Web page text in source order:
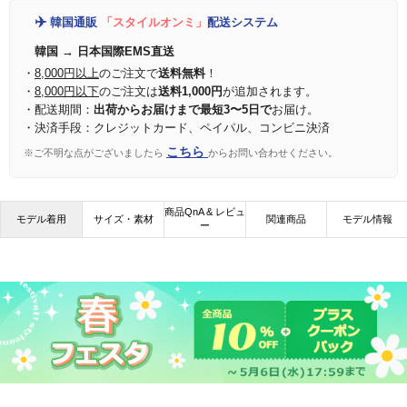
✈️ 韓国通販 「スタイルオンミ」 配送システム
韓国 → 日本国際EMS直送
・ 8,000円以上のご注文で送料無料！
・ 8,000円以下のご注文は送料1,000円が追加されます。
・配送期間： 出荷からお届けまで最短3〜5日でお届け。
・決済手段：クレジットカード、ペイパル、コンビニ決済
※ご不明な点がございましたら こちら からお問い合わせください。
モデル着用 サイズ・素材
商品QnA & レビュ
ー
関連商品 モデル情報